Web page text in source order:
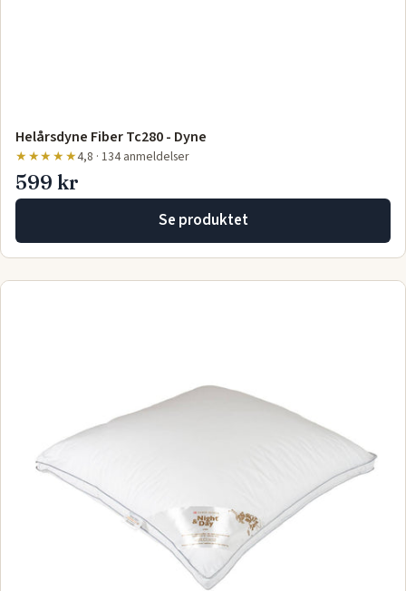
Helårsdyne Fiber Tc280 - Dyne
★★★★★4,8 · 134 anmeldelser
599 kr
Se produktet